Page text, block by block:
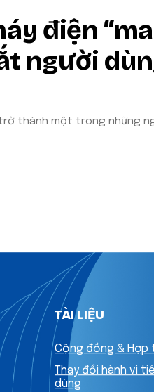
điện
người
thành một trong những
TÀI LIỆU
Cộng đồng & Hợp
Thay đổi hành vi
dùng